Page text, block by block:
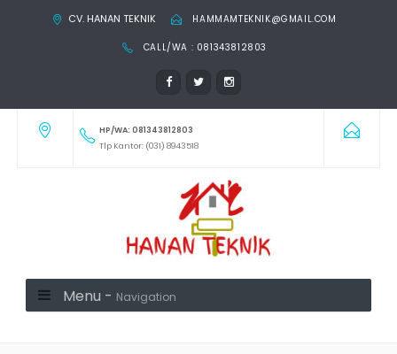
CV. HANAN TEKNIK HAMMAMTEKNIK@GMAIL.COM
CALL/WA : 081343812803
HP/WA: 081343812803
Tlp Kantor: (031) 8943518
Menu - Navigation